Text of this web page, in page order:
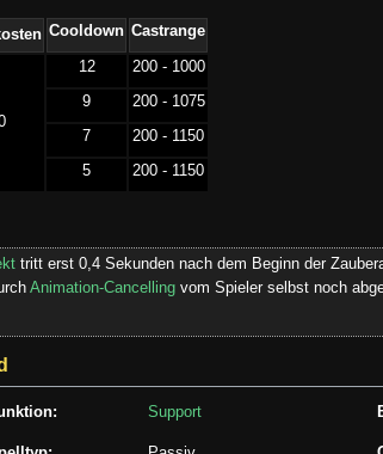
Cooldown Castrange
12 200 - 1000
9 200 - 1075
7 200 - 1150
5 200 - 1150
tritt erst 0,4 Sekunden nach dem Beginn der
Animation-Cancellingvom Spieler selbst noch
Support